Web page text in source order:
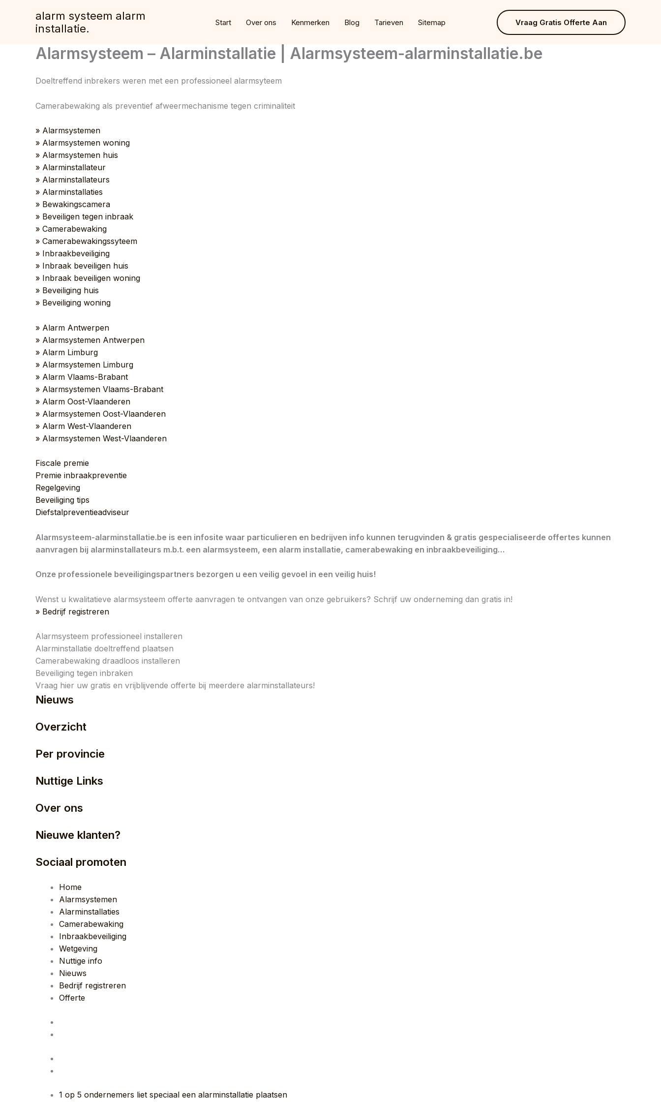
alarm systeem alarm
installatie.
Start Over ons Kenmerken Blog Tarieven Sitemap Vraag Gratis Offerte Aan
Alarmsysteem – Alarminstallatie | Alarmsysteem-alarminstallatie.be
Doeltreffend inbrekers weren met een professioneel alarmsyteem
Camerabewaking als preventief afweermechanisme tegen criminaliteit
» Alarmsystemen
» Alarmsystemen woning
» Alarmsystemen huis
» Alarminstallateur
» Alarminstallateurs
» Alarminstallaties
» Bewakingscamera
» Beveiligen tegen inbraak
» Camerabewaking
» Camerabewakingssyteem
» Inbraakbeveiliging
» Inbraak beveiligen huis
» Inbraak beveiligen woning
» Beveiliging huis
» Beveiliging woning
» Alarm Antwerpen
» Alarmsystemen Antwerpen
» Alarm Limburg
» Alarmsystemen Limburg
» Alarm Vlaams-Brabant
» Alarmsystemen Vlaams-Brabant
» Alarm Oost-Vlaanderen
» Alarmsystemen Oost-Vlaanderen
» Alarm West-Vlaanderen
» Alarmsystemen West-Vlaanderen
Fiscale premie
Premie inbraakpreventie
Regelgeving
Beveiliging tips
Diefstalpreventieadviseur
Alarmsysteem-alarminstallatie.be is een infosite waar particulieren en bedrijven info kunnen terugvinden & gratis gespecialiseerde offertes kunnen
aanvragen bij alarminstallateurs m.b.t. een alarmsysteem, een alarm installatie, camerabewaking en inbraakbeveiliging…
Onze professionele beveiligingspartners bezorgen u een veilig gevoel in een veilig huis!
Wenst u kwalitatieve alarmsysteem offerte aanvragen te ontvangen van onze gebruikers? Schrijf uw onderneming dan gratis in!
» Bedrijf registreren
Alarmsysteem professioneel installeren
Alarminstallatie doeltreffend plaatsen
Camerabewaking draadloos installeren
Beveiliging tegen inbraken
Vraag hier uw gratis en vrijblijvende offerte bij meerdere alarminstallateurs!
Nieuws
Overzicht
Per provincie
Nuttige Links
Over ons
Nieuwe klanten?
Sociaal promoten
Home
Alarmsystemen
Alarminstallaties
Camerabewaking
Inbraakbeveiliging
Wetgeving
Nuttige info
Nieuws
Bedrijf registreren
Offerte
1 op 5 ondernemers liet speciaal een alarminstallatie plaatsen